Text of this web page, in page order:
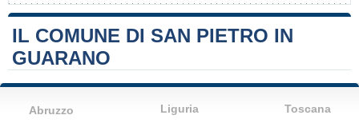
IL COMUNE DI SAN PIETRO IN
GUARANO
Abruzzo
Liguria
Toscana